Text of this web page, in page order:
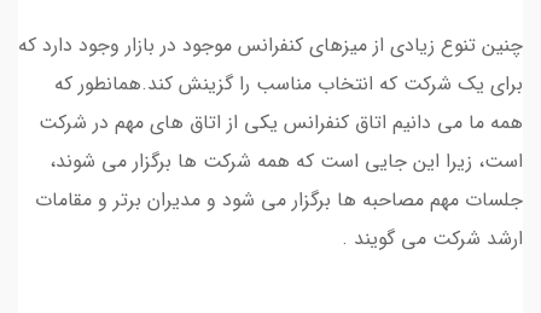
چنین تنوع زیادی از میزهای کنفرانس موجود در بازار وجود دارد که
برای یک شرکت که انتخاب مناسب را گزینش کند.همانطور که
همه ما می دانیم اتاق کنفرانس یکی از اتاق های مهم در شرکت
است، زیرا این جایی است که همه شرکت ها برگزار می شوند،
جلسات مهم مصاحبه ها برگزار می شود و مدیران برتر و مقامات
ارشد شرکت می گویند .